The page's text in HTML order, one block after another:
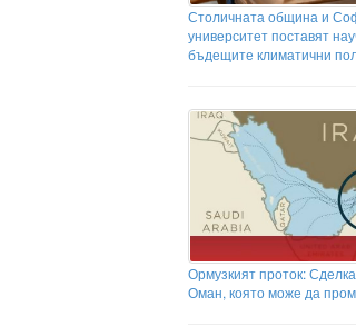
Столичната община и
университет поставят
бъдещите климатични
Ормузкият проток:
Оман, която може да